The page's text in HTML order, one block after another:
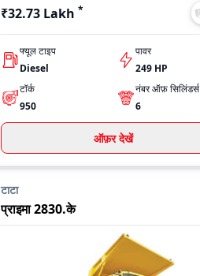
₹32.73 Lakh *
फ्यूल टाइप
Diesel
पावर
249 HP
टॉर्क
950
नंबर ऑफ़ सिलिंडर्स
6
ऑफ़र देखें
टाटा
प्राइमा 2830.के